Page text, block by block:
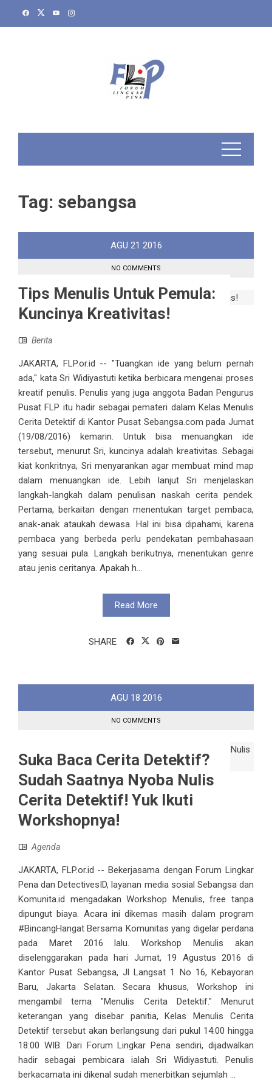
Tag: sebangsa
AGU 21 2016
NO COMMENTS
Tips Menulis Untuk Pemula:
Kuncinya Kreativitas!
Berita
JAKARTA, FLP.or.id -- "Tuangkan ide yang belum pernah
ada," kata Sri Widiyastuti ketika berbicara mengenai proses
kreatif penulis. Penulis yang juga anggota Badan Pengurus
Pusat FLP itu hadir sebagai pemateri dalam Kelas Menulis
Cerita Detektif di Kantor Pusat Sebangsa.com pada Jumat
(19/08/2016) kemarin. Untuk bisa menuangkan ide
tersebut, menurut Sri, kuncinya adalah kreativitas. Sebagai
kiat konkritnya, Sri menyarankan agar membuat mind map
dalam menuangkan ide. Lebih lanjut Sri menjelaskan
langkah-langkah dalam penulisan naskah cerita pendek.
Pertama, berkaitan dengan menentukan target pembaca,
anak-anak ataukah dewasa. Hal ini bisa dipahami, karena
pembaca yang berbeda perlu pendekatan pembahasaan
yang sesuai pula. Langkah berikutnya, menentukan genre
atau jenis ceritanya. Apakah h...
Read More
SHARE
AGU 18 2016
NO COMMENTS
Suka Baca Cerita Detektif?
Sudah Saatnya Nyoba Nulis
Cerita Detektif! Yuk Ikuti
Workshopnya!
Agenda
JAKARTA, FLP.or.id -- Bekerjasama dengan Forum Lingkar
Pena dan DetectivesID, layanan media sosial Sebangsa dan
Komunita.id mengadakan Workshop Menulis, free tanpa
dipungut biaya. Acara ini dikemas masih dalam program
#BincangHangat Bersama Komunitas yang digelar perdana
pada Maret 2016 lalu. Workshop Menulis akan
diselenggarakan pada hari Jumat, 19 Agustus 2016 di
Kantor Pusat Sebangsa, Jl Langsat 1 No 16, Kebayoran
Baru, Jakarta Selatan. Secara khusus, Workshop ini
mengambil tema "Menulis Cerita Detektif." Menurut
keterangan yang disebar panitia, Kelas Menulis Cerita
Detektif tersebut akan berlangsung dari pukul 14:00 hingga
18:00 WIB. Dari Forum Lingkar Pena sendiri, dijadwalkan
hadir sebagai pembicara ialah Sri Widiyastuti. Penulis
berkacamata ini dikenal sudah menerbitkan sejumlah ...